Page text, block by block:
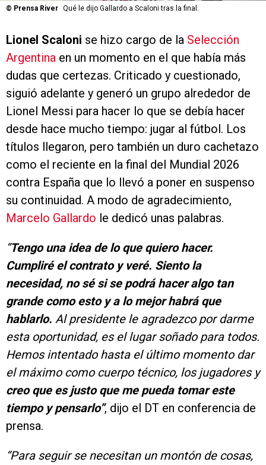
© Prensa River Qué le dijo Gallardo a Scaloni tras la final.
Lionel Scaloni se hizo cargo de la Selección
Argentina en un momento en el que había más
dudas que certezas. Criticado y cuestionado,
siguió adelante y generó un grupo alrededor de
Lionel Messi para hacer lo que se debía hacer
desde hace mucho tiempo: jugar al fútbol. Los
títulos llegaron, pero también un duro cachetazo
como el reciente en la final del Mundial 2026
contra España que lo llevó a poner en suspenso
su continuidad. A modo de agradecimiento,
Marcelo Gallardo le dedicó unas palabras.
“Tengo una idea de lo que quiero hacer.
Cumpliré el contrato y veré. Siento la
necesidad, no sé si se podrá hacer algo tan
grande como esto y a lo mejor habrá que
hablarlo. Al presidente le agradezco por darme
esta oportunidad, es el lugar soñado para todos.
Hemos intentado hasta el último momento dar
el máximo como cuerpo técnico, los jugadores y
creo que es justo que me pueda tomar este
tiempo y pensarlo”, dijo el DT en conferencia de
prensa.
“Para seguir se necesitan un montón de cosas,